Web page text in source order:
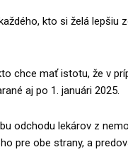
kto si želá lepšiu
chce mať istotu, že v
aj po 1. januári 2025.
odchodu lekárov z
pre obe strany, a